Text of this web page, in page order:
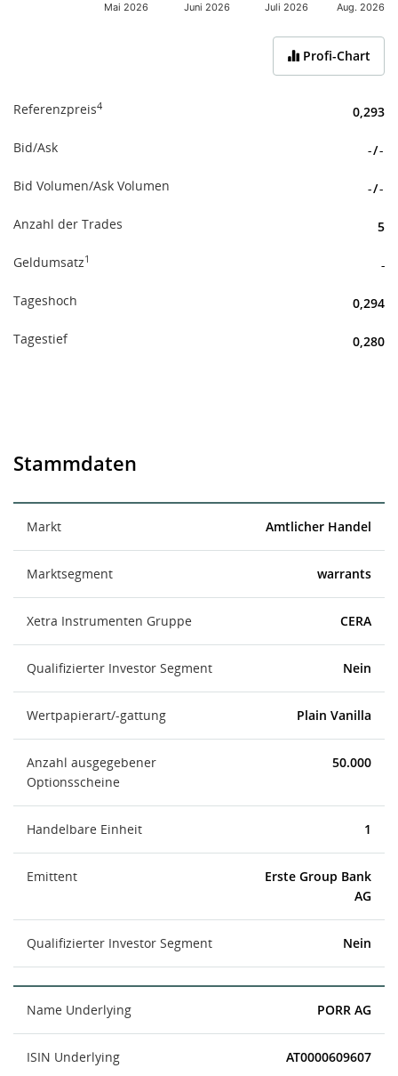
Mai 2026 Juni 2026 Juli 2026 Aug. 2026
Profi-Chart
Referenzpreis4 0,293
Bid/Ask -/-
Bid Volumen/Ask Volumen -/-
Anzahl der Trades 5
Geldumsatz1 -
Tageshoch 0,294
Tagestief 0,280
Stammdaten
Markt Amtlicher Handel
Marktsegment warrants
Xetra Instrumenten Gruppe CERA
Qualifizierter Investor Segment Nein
Wertpapierart/-gattung Plain Vanilla
Anzahl ausgegebener
Optionsscheine
50.000
Handelbare Einheit 1
Emittent
Erste Group Bank
AG
Qualifizierter Investor Segment Nein
Name Underlying PORR AG
ISIN Underlying AT0000609607